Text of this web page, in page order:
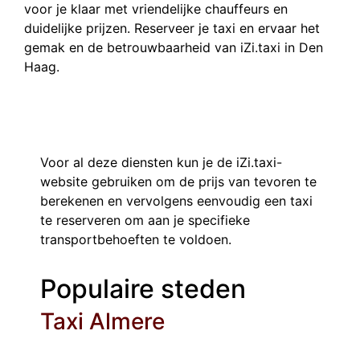
voor je klaar met vriendelijke chauffeurs en
duidelijke prijzen. Reserveer je taxi en ervaar het
gemak en de betrouwbaarheid van iZi.taxi in Den
Haag.
Voor al deze diensten kun je de iZi.taxi-
website gebruiken om de prijs van tevoren te
berekenen en vervolgens eenvoudig een taxi
te reserveren om aan je specifieke
transportbehoeften te voldoen.
Populaire steden
Taxi Almere